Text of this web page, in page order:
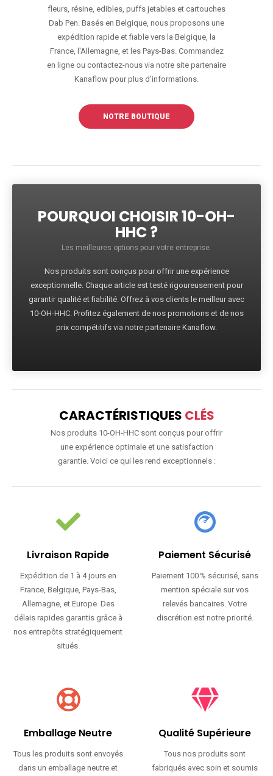
fleurs, résine, edibles, puffs jetables et cartouches
Dab Pen. Basés en Belgique, nous proposons une
expédition rapide et fiable vers la Belgique, la
France, l'Allemagne, et les Pays-Bas. Commandez
en ligne ou contactez-nous via notre site partenaire
Kanaflow pour plus d'informations.
NOTRE BOUTIQUE
POURQUOI CHOISIR 10-OH-
HHC ?
Les meilleures options pour votre entreprise.
Nos produits sont conçus pour offrir une expérience
exceptionnelle. Chaque article est testé rigoureusement pour
garantir qualité et fiabilité. Offrez à vos clients le meilleur avec
10-OH-HHC. Profitez également de nos promotions et de nos
prix compétitifs via notre partenaire Kanaflow.
CARACTÉRISTIQUES CLÉS
Nos produits 10-OH-HHC sont conçus pour offrir
une expérience optimale et une satisfaction
garantie. Voici ce qui les rend exceptionnels :
Livraison Rapide
Expédition de 1 à 4 jours en
France, Belgique, Pays-Bas,
Allemagne, et Europe. Des
délais rapides garantis grâce à
nos entrepôts stratégiquement
situés.
Paiement Sécurisé
Paiement 100 % sécurisé, sans
mention spéciale sur vos
relevés bancaires. Votre
discrétion est notre priorité.
Emballage Neutre
Tous les produits sont envoyés
dans un emballage neutre et
Qualité Supérieure
Tous nos produits sont
fabriqués avec soin et soumis